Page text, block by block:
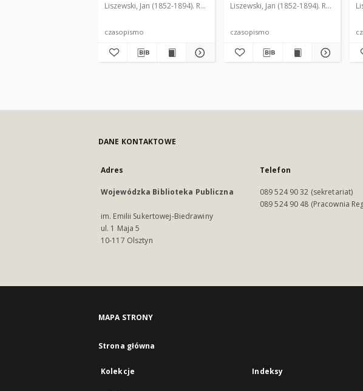
Liszewski, Jan (1852-1894). Red.
czasopismo
Liszewski, Jan (1852-1894). Red.
czasopismo
DANE KONTAKTOWE
Adres
Wojewódzka Biblioteka Publiczna
im. Emilii Sukertowej-Biedrawiny
ul. 1 Maja 5
10-117 Olsztyn
Telefon
089 524 90 32 (sekretariat)
089 524 90 48 (Pracownia
MAPA STRONY
Strona główna
Kolekcje Indeksy